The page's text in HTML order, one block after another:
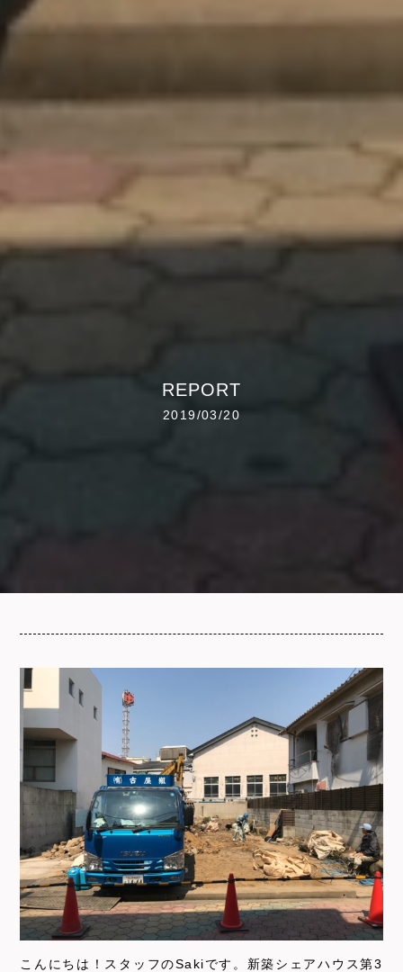
REPORT
2019/03/20
こんにちは！スタッフのSakiです。新築シェアハウス第3